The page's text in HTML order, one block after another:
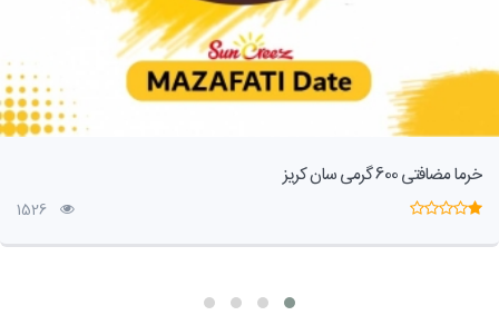
خرما مضافتی 600 گرمی سان کریز